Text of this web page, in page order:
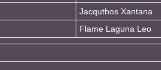
Jacquthos Xantana
Flame Laguna Leo